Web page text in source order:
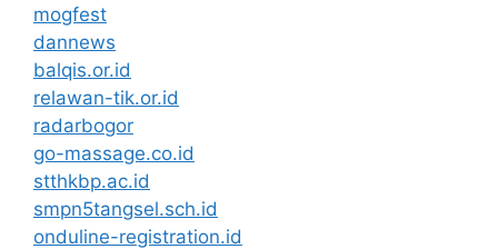
mogfest
dannews
balqis.or.id
relawan-tik.or.id
radarbogor
go-massage.co.id
stthkbp.ac.id
smpn5tangsel.sch.id
onduline-registration.id